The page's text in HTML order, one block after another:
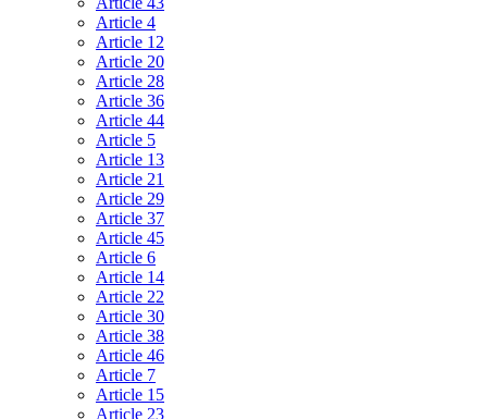
Article 4
Article 12
Article 20
Article 28
Article 36
Article 44
Article 5
Article 13
Article 21
Article 29
Article 37
Article 45
Article 6
Article 14
Article 22
Article 30
Article 38
Article 46
Article 7
Article 15
Article 23